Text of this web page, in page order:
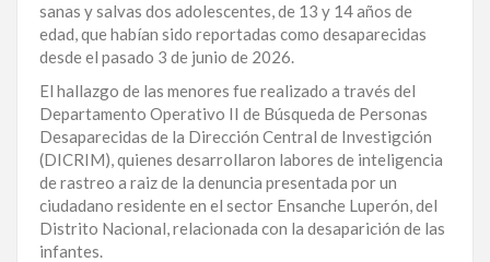
LA
ALTAGRACIA
PUERTO
PLATA
CONTÁCTENOS
sanas y salvas dos adolescentes, de 13 y 14 años de
edad, que habían sido reportadas como desaparecidas
desde el pasado 3 de junio de 2026.
El hallazgo de las menores fue realizado a través del
Departamento Operativo II de Búsqueda de Personas
Desaparecidas de la Dirección Central de Investigción
(DICRIM), quienes desarrollaron labores de inteligencia
de rastreo a raiz de la denuncia presentada por un
ciudadano residente en el sector Ensanche Luperón, del
Distrito Nacional, relacionada con la desaparición de las
infantes.